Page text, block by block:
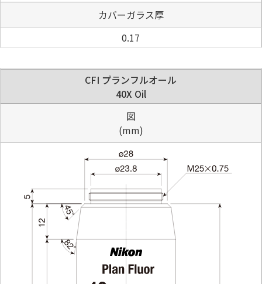
カバーガラス厚
0.17
CFI プランフルオール
40X Oil
図
(mm)